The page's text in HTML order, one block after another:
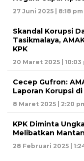
27 Juni 2025 | 8:18
Skandal Korupsi
Tasikmalaya,
KPK
20 Maret 2025 | 10:03
Cecep Gufron:
Laporan Korupsi
8 Maret 2025 | 2:20
KPK Diminta
Melibatkan
28 Februari 2025 |